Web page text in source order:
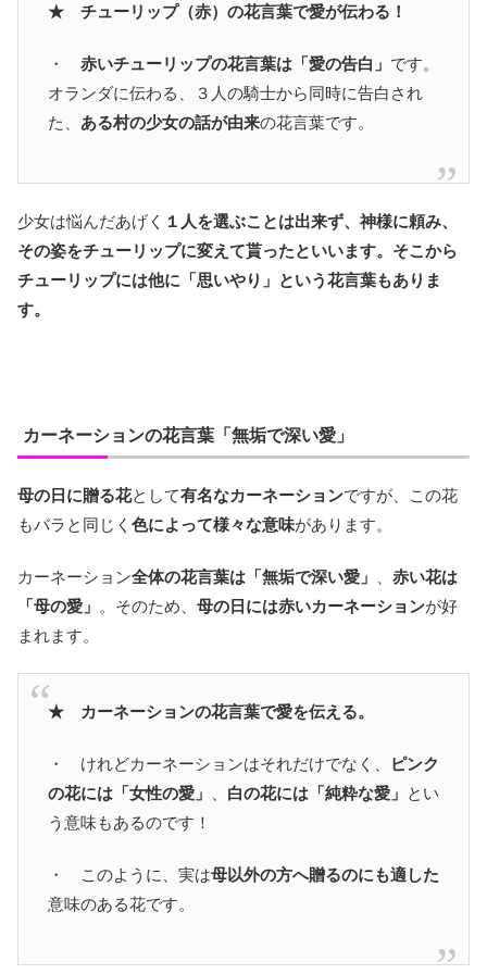
★ チューリップ（赤）の花言葉で愛が伝わる！
・ 赤いチューリップの花言葉は「愛の告白」 です。
オランダに伝わる、３人の騎士から同時に告白され
た、 ある村の少女の話が由来の花言葉です。
少女は悩んだあげく １人を選ぶことは出来ず、神様に頼み、
その姿をチューリップに変えて貰ったといいます。そこから
チューリップには他に 「思いやり」という花言葉もありま
す。
カーネーションの花言葉「無垢で深い愛」
母の日に贈る花として有名なカーネーションですが、この花
もバラと同じく 色によって様々な意味があります。
カーネーション全体の花言葉は「無垢で深い愛」
赤い花は
「母の愛」 。そのため、 母の日には赤いカーネーションが好
まれます。
★ カーネーションの花言葉で愛を伝える。
・ けれどカーネーションはそれだけでなく、
ピンク
の花には「女性の愛」
白の花には「純粋な愛」 とい
う意味もあるのです！
・ このように、実は母以外の方へ贈るのにも適した
意味のある花です。